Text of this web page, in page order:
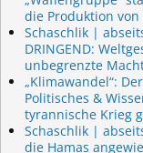
die Produktion
Schaschlik |
DRINGEND:
unbegrenzte
„Klimawandel“:
Politisches &
tyrannische Krieg
Schaschlik |
die Hamas